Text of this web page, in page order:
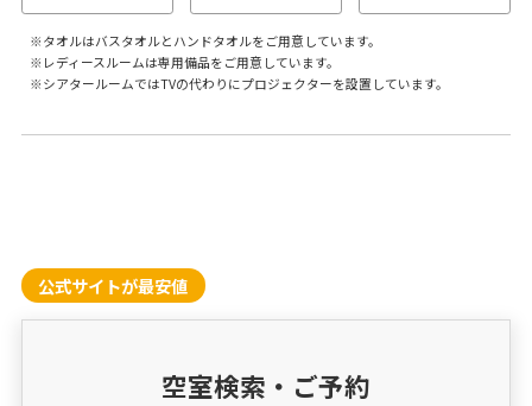
タオルはバスタオルとハンドタオルをご用意しています。
レディースルームは専用備品をご用意しています。
シアタールームではTVの代わりにプロジェクターを設置しています。
公式サイトが最安値
空室検索・ご予約